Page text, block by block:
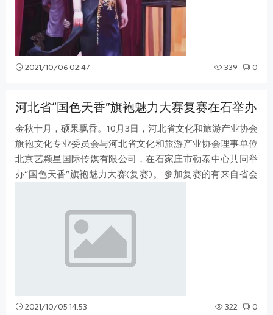
2021/10/06 02:47 339 0
河北省“国色天香”旗袍魅力大赛复赛在石举办
金秋十月，硕果飘香。10月3日，河北省文化和旅游产业协会
旗袍文化专业委员会与河北省文化和旅游产业协会理事单位
北京艺颗星国际传媒有限公司，在石家庄市勒泰中心共同举
办“国色天香”旗袍魅力大赛(复赛)。 参加复赛的有来自省会
2021/10/05 14:53 322 0